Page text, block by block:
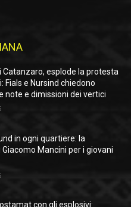
Catanzaro, esplode la protesta
Fials e Nursind chiedono
note e dimissioni dei vertici
in ogni quartiere: la
Mancini per i giovani
con gli esplosivi: